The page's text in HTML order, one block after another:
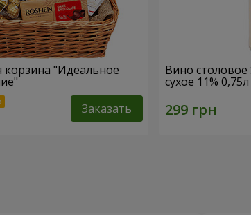
корзина "Идеальное
Заказать
Вино столовое
сухое 11% 0,75л